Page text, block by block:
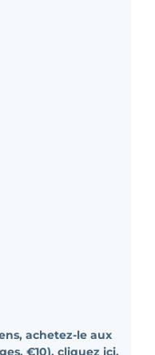
achetez-le aux
€10), cliquez ici.